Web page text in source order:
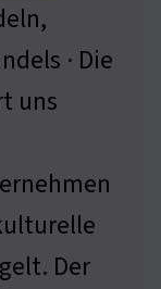
· Die
uns
Der